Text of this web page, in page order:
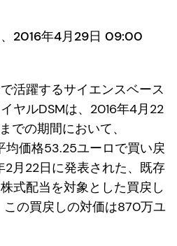
2016年4月29日 09:00
活躍するサイエンスベース
ヤルDSMは、2016年4月22
での期間において、
均価格53.25ユーロで買い戻
2月22日に発表された、既存
式配当を対象とした買戻し
の買戻しの対価は870万ユ